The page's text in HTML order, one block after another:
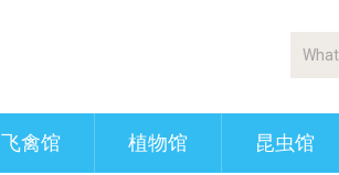
飞禽馆 植物馆 昆虫馆